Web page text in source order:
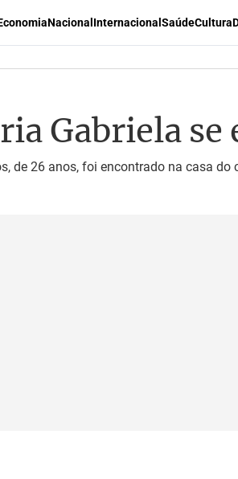
Nacional Internacional SaúdeCultura
Gabriela
de 26 anos, foi encontrado na casa